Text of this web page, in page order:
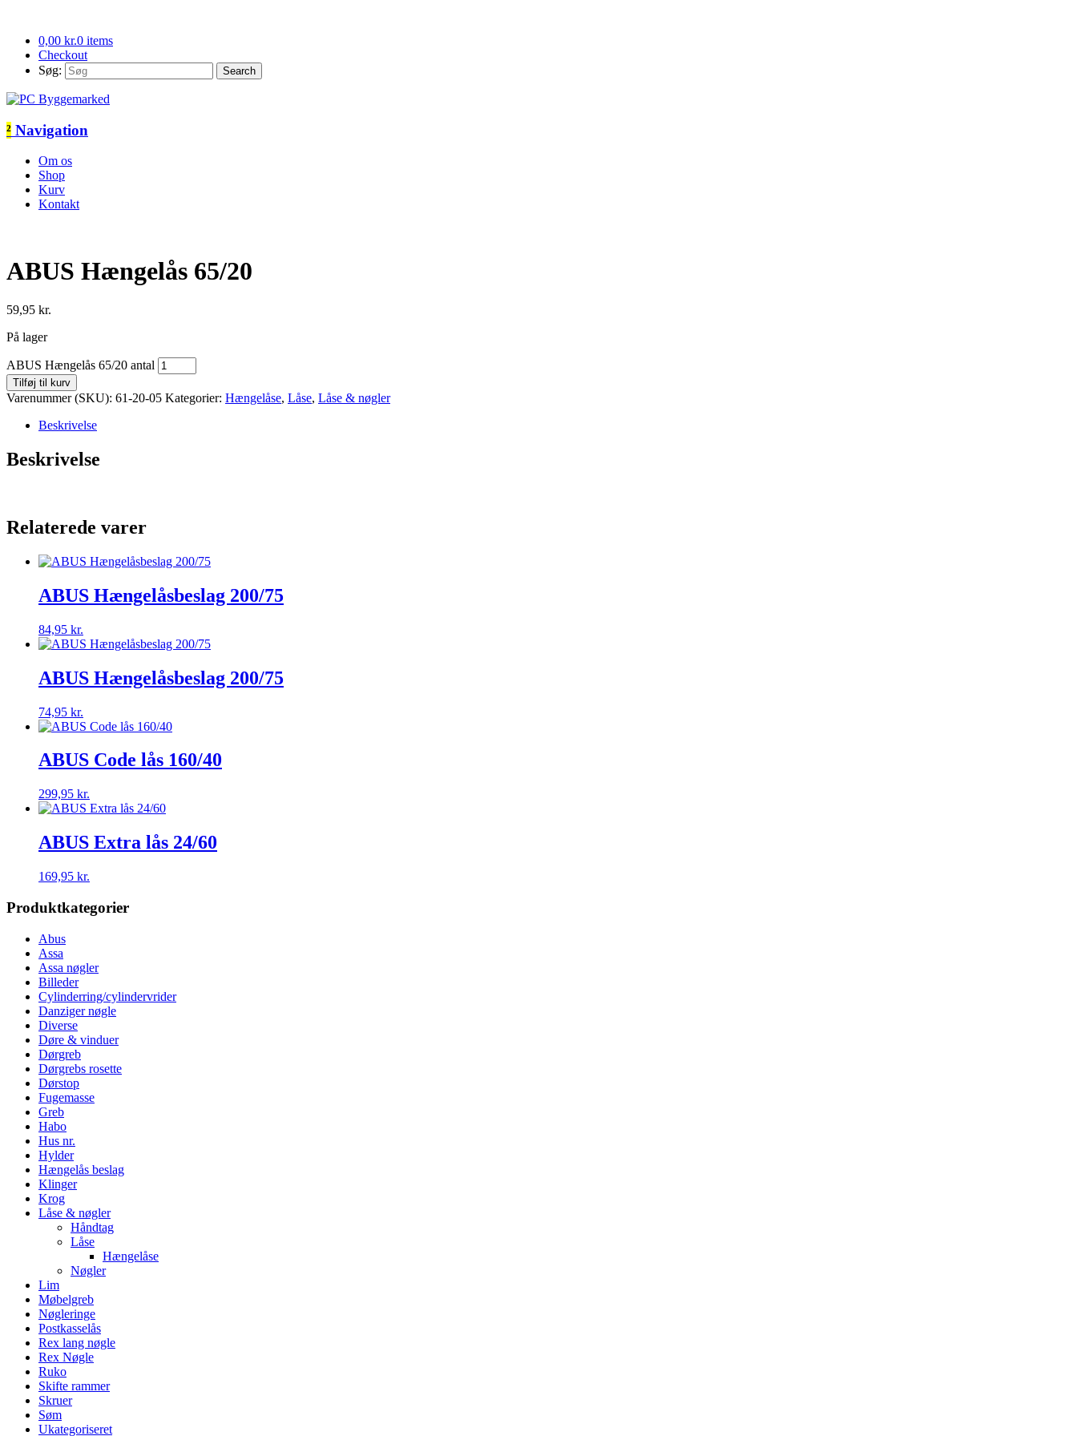
0,00 kr.0 items
Checkout
Søg:
² Navigation
Om os
Shop
Kurv
Kontakt
ABUS Hængelås 65/20
59,95 kr.
På lager
ABUS Hængelås 65/20 antal
Tilføj til kurv
Varenummer (SKU): 61-20-05 Kategorier: Hængelåse, Låse, Låse & nøgler
Beskrivelse
Beskrivelse
Relaterede varer
ABUS Hængelåsbeslag 200/75
84,95 kr.
ABUS Hængelåsbeslag 200/75
74,95 kr.
ABUS Code lås 160/40
299,95 kr.
ABUS Extra lås 24/60
169,95 kr.
Produktkategorier
Abus
Assa
Assa nøgler
Billeder
Cylinderring/cylindervrider
Danziger nøgle
Diverse
Døre & vinduer
Dørgreb
Dørgrebs rosette
Dørstop
Fugemasse
Greb
Habo
Hus nr.
Hylder
Hængelås beslag
Klinger
Krog
Låse & nøgler
Håndtag
Låse
Hængelåse
Nøgler
Lim
Møbelgreb
Nøgleringe
Postkasselås
Rex lang nøgle
Rex Nøgle
Ruko
Skifte rammer
Skruer
Søm
Ukategoriseret